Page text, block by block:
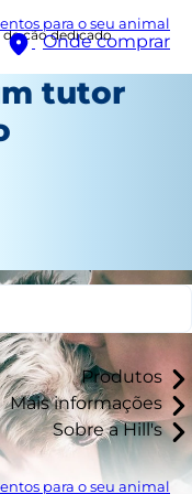
para o seu animal
Onde comprar
Produtos
Mais informações
Sobre a Hill's
para o seu animal
cão dedicado
tutor